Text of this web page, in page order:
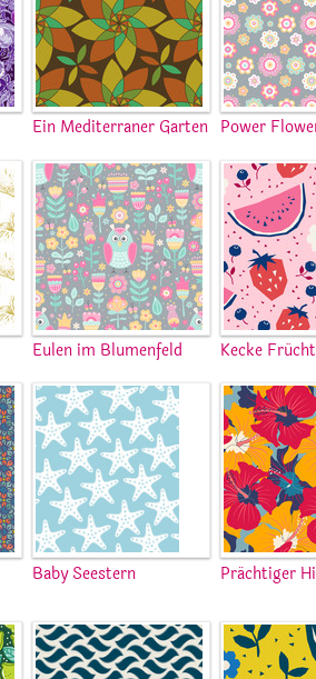
Ein Mediterraner Garten Power
Eulen im Blumenfeld Kecke
Baby Seestern Prächtiger